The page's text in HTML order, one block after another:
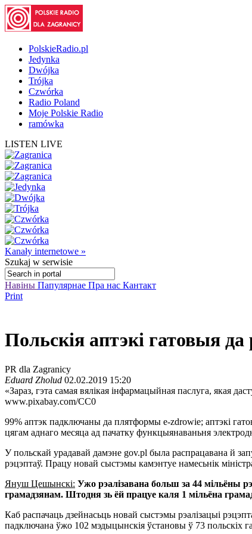
PolskieRadio.pl
Jedynka
Dwójka
Trójka
Czwórka
Radio Poland
Moje Polskie Radio
ramówka
LISTEN LIVE
Kanały internetowe »
Szukaj w serwisie
Навіны Папулярнае Пра нас Кантакт
Print
Польскія аптэкі гатовыя
PR dla Zagranicy
Eduard Zholud 02.02.2019 15:20
«Зараз, гэта самая вялікая інфармацыйная паслуга, якая
www.pixabay.com/CC0
99% аптэк падключаны да плятформы e-zdrowie; аптэкі
цягам аднаго месяца ад пачатку функцыянаваньня
У польскай урадавай дамэне gov.pl была распрацавана й
рэцэптаў. Працу новай сыстэмы камэнтуе намесьнік
Януш Цешынскі: Ужо рэалізавана больш за 44 мільёны
грамадзянам. Штодня зь ёй працуе каля 1 мільёна
Каб распачаць дзейнасьць новай сыстэмы рэалізацыі
падключана ўжо 102 мэдыцынскія ўстановы ў 73 польскіх